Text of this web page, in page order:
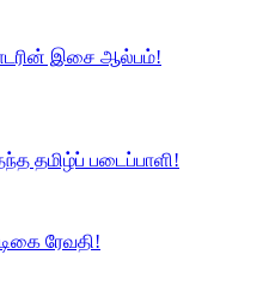
இசை ஆல்பம்!
தமிழ்ப் படைப்பாளி!
ரேவதி!